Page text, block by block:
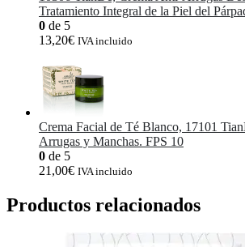
Tratamiento Integral de la Piel del
0 de 5
13,20€ IVA incluido
Crema Facial de Té Blanco, 17101
Arrugas y Manchas. FPS 10
0 de 5
21,00€ IVA incluido
Productos relacionados